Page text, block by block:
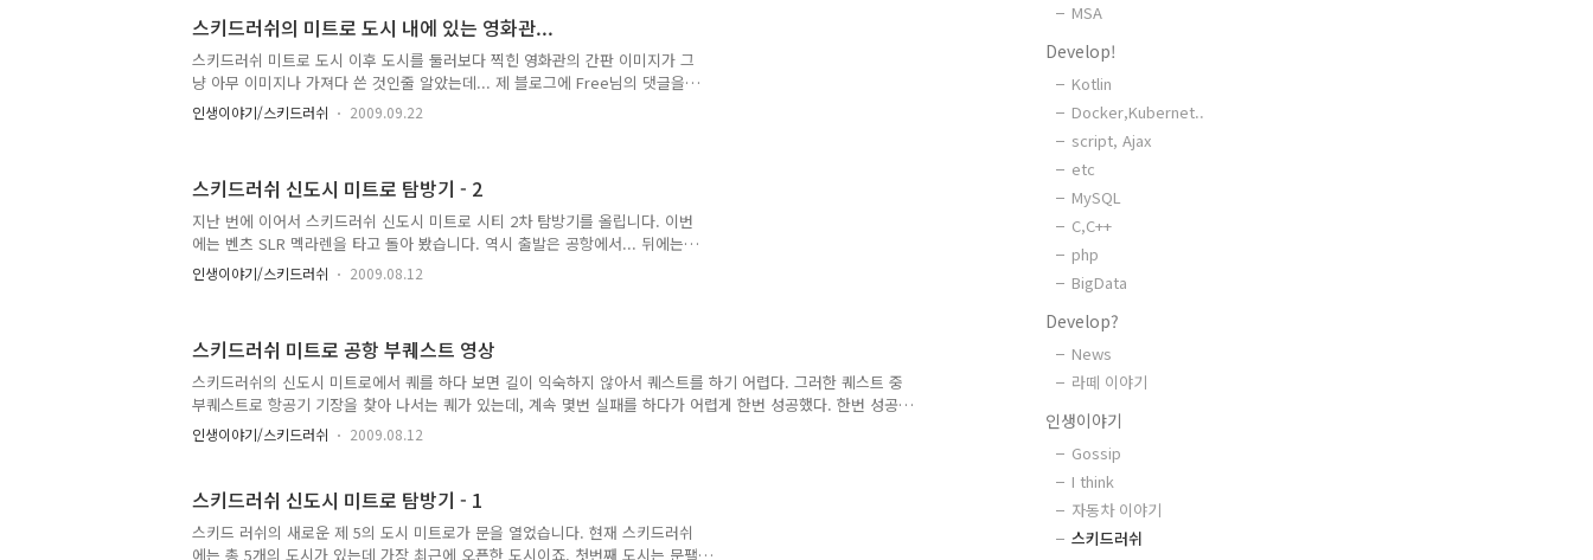
는 곳이 있습니다. 이름은 Air 요트. 바람을 가르며 탈 수 있게 만든 요트를 표현
해서 그렇게 이름을 지은 것 같습니다. 어떤 카페를 패러디한 것인지 모르겠지
만, 휴게소의 주차장과도 같은 넓은 공터에 큰 컵이 두개가 돌아가면서 손님을
맞이 하고 있습니다..
스키드러쉬의 미트로 도시 내에 있는 영화관...
스키드러쉬 미트로 도시 이후 도시를 둘러보다 찍힌 영화관의 간판 이미지가 그
냥 아무 이미지나 가져다 쓴 것인줄 알았는데... 제 블로그에 Free님의 댓글을
통해서 해당 영화가 무엇인지 알게 되었습니다. 아래 두개의 이미지를 비교해 보
면 바로 답이 나오네요. ^^ 근데 첨 들어보는 영화네요. 2008년 10월 쯤에 영화
인생이야기/스키드러쉬 2009.09.22
스키드러쉬 신도시 미트로 탐방기 - 2
지난 번에 이어서 스키드러쉬 신도시 미트로 시티 2차 탐방기를 올립니다. 이번
에는 벤츠 SLR 멕라렌을 타고 돌아 봤습니다. 역시 출발은 공항에서... 뒤에는
영화 국가대표가 광고판에 나오고 있군요. 국가대표 관련해서 이벤트가 있었는
데 아직도 계속 광고가 노출되고 있습니다. ^^ 길 한복판에 있는 버스 정류장...
철 길이 보이네요. 흡사 신도림에서 서울역까지 이어져 있는 지상 전철역 구간을
보는 듯 합니다. 거리에는 멋있는 야자수 나무가 가로수로 심어져 있습니다. 공
사중인 건물 뒤로 101타워가 보여 찍어 봤습니다. 101타워 꼭대기를 볼 수 있..
인생이야기/스키드러쉬 2009.08.12
스키드러쉬 미트로 공항 부퀘스트 영상
스키드러쉬의 신도시 미트로에서 퀘를 하다 보면 길이 익숙하지 않아서 퀘스트를 하기 어렵다. 그러한 퀘스트 중
부퀘스트로 항공기 기장을 찾아 나서는 퀘가 있는데, 계속 몇번 실패를 하다가 어렵게 한번 성공했다. 한번 성공
하고 나니 노하우가 생겨서인지 계속 쉽게 성공하게 되고, 쉽게 성공할 수 있는 path를 영상을 통해 공개한다.
덧. 영상의 소리가 좀 많이 크게 녹음되었다. 소리를 아주 많이 줄이시고 들으시길 ^^ 우선 도착해야 할 포스트는
되며 완전히 출발 하기 전에는 시간이 흐르지 않으므로 급하게 출발할 필요 없이 자세를 완전히 다 잡은 다음에
출발하면 된다. 두번째 포스트로 가는 길이 가장..
인생이야기/스키드러쉬 2009.08.12
스키드러쉬 신도시 미트로 탐방기 - 1
스키드 러쉬의 새로운 제 5의 도시 미트로가 문을 열었습니다. 현재 스키드러쉬
에는 총 5개의 도시가 있는데 가장 최근에 오픈한 도시이죠. 첫번째 도시는 문팰
MSA
Develop!
Kotlin
Docker,Kubernet..
script, Ajax
etc
MySQL
C,C++
php
BigData
Develop?
News
라떼 이야기
인생이야기
Gossip
I think
자동차 이야기
스키드러쉬